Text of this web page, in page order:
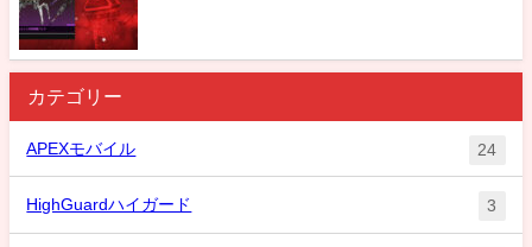
カテゴリー
APEXモバイル 24
HighGuardハイガード 3